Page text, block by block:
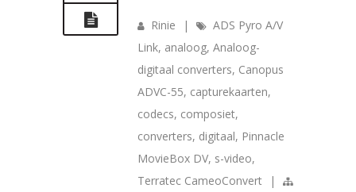
Rinie |
ADS Pyro A/V
Link, analoog, Analoog-
digitaal converters, Canopus
ADVC-55, capturekaarten,
codecs, composiet,
converters, digitaal, Pinnacle
MovieBox DV, s-video,
Terratec CameoConvert
|